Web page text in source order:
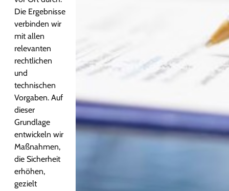
Die Ergebnisse
verbinden wir
mit allen
relevanten
rechtlichen
und
technischen
Vorgaben. Auf
dieser
Grundlage
entwickeln wir
Maßnahmen,
die Sicherheit
erhöhen,
gezielt